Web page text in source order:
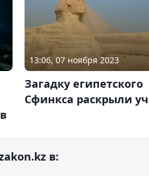
13:06, 07 ноября 2023
Загадку египетского
Сфинкса раскрыли
в: